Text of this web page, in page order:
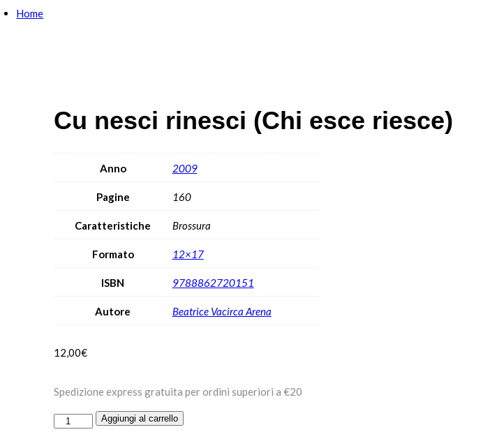
Home
Cu nesci rinesci (Chi esce riesce)
Anno 2009
Pagine 160
Caratteristiche Brossura
Formato 12×17
ISBN 9788862720151
Autore Beatrice Vacirca Arena
12,00€
Spedizione express gratuita per ordini superiori a €20
Aggiungi al carrello